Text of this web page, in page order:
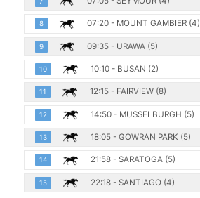
8 07:20 - MOUNT GAMBIER (4)
9 09:35 - URAWA (5)
10 10:10 - BUSAN (2)
11 12:15 - FAIRVIEW (8)
12 14:50 - MUSSELBURGH (5)
13 18:05 - GOWRAN PARK (5)
14 21:58 - SARATOGA (5)
15 22:18 - SANTIAGO (4)